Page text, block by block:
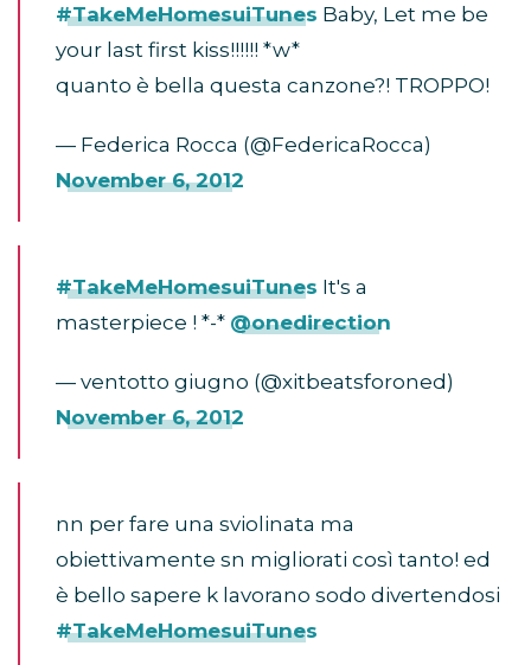
#TakeMeHomesuiTunes Baby, Let me be
your last first kiss!!!!!! *w*
quanto è bella questa canzone?! TROPPO!
— Federica Rocca (@FedericaRocca)
November 6, 2012
#TakeMeHomesuiTunes It's a
masterpiece ! *-* @onedirection
— ventotto giugno (@xitbeatsforoned)
November 6, 2012
nn per fare una sviolinata ma
obiettivamente sn migliorati così tanto! ed
è bello sapere k lavorano sodo divertendosi
#TakeMeHomesuiTunes